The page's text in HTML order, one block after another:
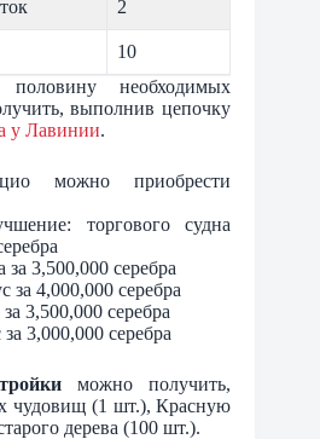
2
10
необходимых
выполнив цепочку
у Лавинии.
можно приобрести
торгового судна
3,500,000 серебра
за 4,000,000 серебра
3,500,000 серебра
3,000,000 серебра
можно получить,
чудовищ (1 шт.), Красную
дерева (100 шт.).